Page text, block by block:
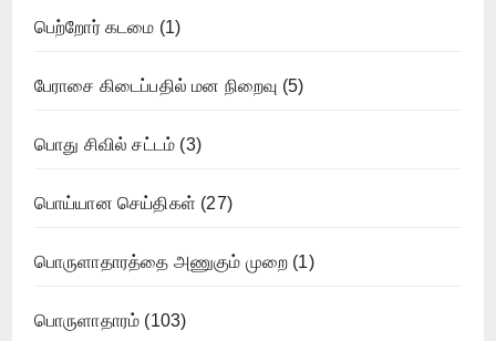
பெற்றோர் கடமை (1)
பேராசை கிடைப்பதில் மன நிறைவு (5)
பொது சிவில் சட்டம் (3)
பொய்யான செய்திகள் (27)
பொருளாதாரத்தை அணுகும் முறை (1)
பொருளாதாரம் (103)